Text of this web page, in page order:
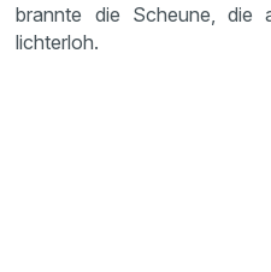
brannte die Scheune, die
lichterloh.